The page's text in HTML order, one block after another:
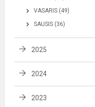
VASARIS (49)
SAUSIS (36)
2025
2024
2023